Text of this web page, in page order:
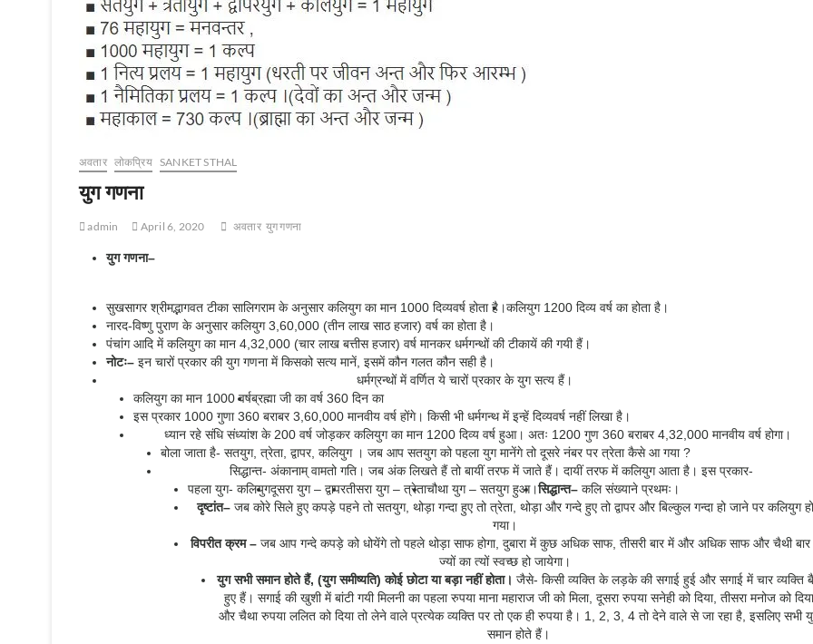
अवतार लोकप्रिय SANKET STHAL
युग गणना
admin April 6, 2020 अवतार युग गणना
युग गणना–
सुखसागर श्रीमद्भागवत टीका सालिगराम के अनुसार कलियुग का मान 1000 दिव्यवर्ष होता है।कलियुग 1200 दिव्य वर्ष का होता है।
नारद-विष्णु पुराण के अनुसार कलियुग 3,60,000 (तीन लाख साठ हजार) वर्ष का होता है।
पंचांग आदि में कलियुग का मान 4,32,000 (चार लाख बत्तीस हजार) वर्ष मानकर धर्मगन्थों की टीकायें की गयी हैं।
नोटः– इन चारों प्रकार की युग गणना में किसको सत्य मानें, इसमें कौन गलत कौन सही है।
धर्मग्रन्थों में वर्णित ये चारों प्रकार के युग सत्य हैं।
कलियुग का मान 1000 वर्षब्रह्मा जी का वर्ष 360 दिन का
इस प्रकार 1000 गुणा 360 बराबर 3,60,000 मानवीय वर्ष होंगे। किसी भी धर्मगन्थ में इन्हें दिव्यवर्ष नहीं लिखा है।
ध्यान रहे संधि संध्यांश के 200 वर्ष जोड़कर कलियुग का मान 1200 दिव्य वर्ष हुआ। अतः 1200 गुण 360 बराबर 4,32,000 मानवीय वर्ष होगा।
बोला जाता है- सतयुग, त्रेता, द्वापर, कलियुग । जब आप सतयुग को पहला युग मानेंगे तो दूसरे नंबर पर त्रेता कैसे आ गया ?
सिद्धान्त- अंकानाम् वामतो गति। जब अंक लिखते हैं तो बायीं तरफ में जाते हैं। दायीं तरफ में कलियुग आता है। इस प्रकार-
पहला युग- कलियुगदूसरा युग – द्वापरतीसरा युग – त्रेताचौथा युग – सतयुग हुआ।सिद्धान्त– कलि संख्याने प्रथमः।
दृष्टांत–जब कोरे सिले हुए कपड़े पहने तो सतयुग, थोड़ा गन्दा हुए तो त्रेता, थोड़ा और गन्दे हुए तो द्वापर और बिल्कुल गन्दा हो जाने पर कलियुग हो
गया।
विपरीत क्रम–जब आप गन्दे कपड़े को धोयेंगे तो पहले थोड़ा साफ होगा, दुबारा में कुछ अधिक साफ, तीसरी बार में और अधिक साफ और चैथी बार
ज्यों का त्यों स्वच्छ हो जायेगा।
युग सभी समान होते हैं, (युग समीष्यति)कोई छोटा या बड़ा नहीं होता। जैसे- किसी व्यक्ति के लड़के की सगाई हुई और सगाई में चार व्यक्ति
हुए हैं। सगाई की खुशी में बांटी गयी मिलनी का पहला रुपया माना महाराज जी को मिला, दूसरा रुपया सनेही को दिया, तीसरा मनोज को दिया
और चैथा रुपया ललित को दिया तो लेने वाले प्रत्येक व्यक्ति पर तो एक ही रुपया है। 1, 2, 3, 4 तो देने वाले से जा रहा है, इसलिए सभी
समान होते हैं।